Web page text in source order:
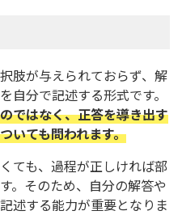
肢が与えられておらず、解
自分で記述する形式です。
ではなく、正答を導き出す
いても問われます。
ても、過程が正しければ部
。そのため、自分の解答や
述する能力が重要となりま